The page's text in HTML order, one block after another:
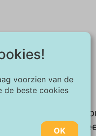
voorzien van de
de beste cookies
OK
"De